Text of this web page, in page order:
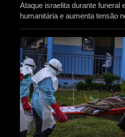
Ataque israelita durante funeral
humanitária e aumenta tensão